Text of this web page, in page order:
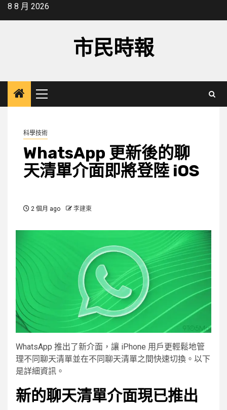
Skip8 8 月 2026
市民時報
Primary
Menu
科學技術
WhatsApp 更新後的聊
天清單介面即將登陸 iOS
2 個月 ago 李建東
WhatsApp 推出了新介面，讓 iPhone 用戶更輕鬆地管
理不同聊天清單並在不同聊天清單之間快速切換。以下
是詳細資訊。
新的聊天清單介面現已推出